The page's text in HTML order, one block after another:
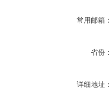
常用邮箱
省份
详细地址